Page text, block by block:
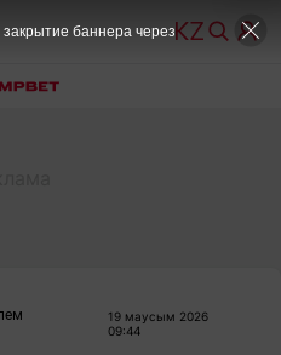
19 маусым 2026
09:44
баннера через